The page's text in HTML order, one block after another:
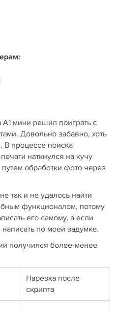
мини решил поиграть с
Довольно забавно, хоть
В процессе поиска
наткнулся на кучу
обработки фото через
так и не удалось найти
функционалом, потому
его самому, а если
написать по моей задумке.
получился более-менее
Нарезка после
скрипта